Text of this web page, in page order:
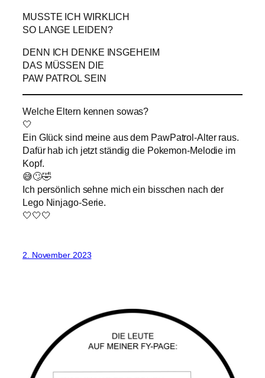
MUSSTE ICH WIRKLICH
SO LANGE LEIDEN?
DENN ICH DENKE INSGEHEIM
DAS MÜSSEN DIE
PAW PATROL SEIN
Welche Eltern kennen sowas?
🤍
Ein Glück sind meine aus dem PawPatrol-Alter raus.
Dafür hab ich jetzt ständig die Pokemon-Melodie im
Kopf.
😅🙄🤣
Ich persönlich sehne mich ein bisschen nach der
Lego Ninjago-Serie.
🤍🤍🤍
2. November 2023